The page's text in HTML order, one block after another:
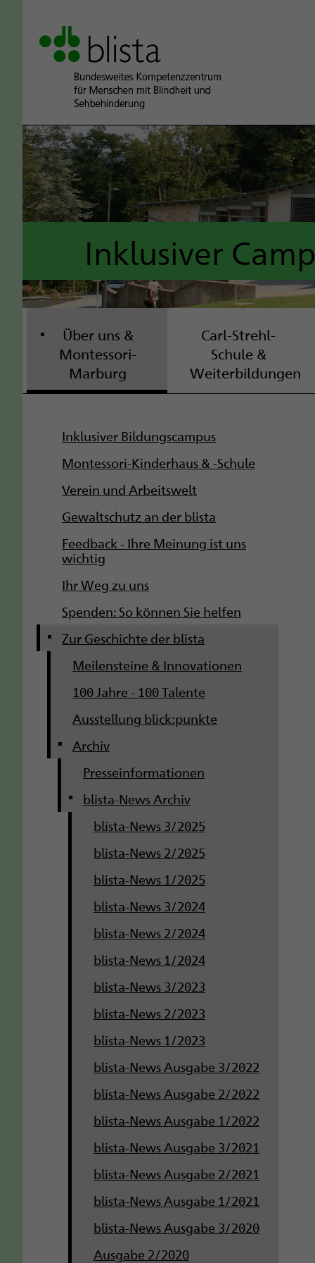
Inklusiver
Über uns &
Montessori-
Marburg
Carl-Strehl-
Schule &
Weiterbildungen
g
o
Inklusiver Bildungscampus
Montessori-Kinderhaus & -Schule
Verein und Arbeitswelt
Gewaltschutz an der blista
Feedback - Ihre Meinung ist uns
wichtig
Ihr Weg zu uns
Spenden: So können Sie helfen
Zur Geschichte der blista
Meilensteine & Innovationen
100 Jahre - 100 Talente
Ausstellung blick:punkte
Archiv
Presseinformationen
blista-News Archiv
blista-News 3/2025
blista-News 2/2025
blista-News 1/2025
blista-News 3/2024
blista-News 2/2024
blista-News 1/2024
blista-News 3/2023
blista-News 2/2023
blista-News 1/2023
blista-News Ausgabe 3/2022
blista-News Ausgabe 2/2022
blista-News Ausgabe 1/2022
blista-News Ausgabe 3/2021
blista-News Ausgabe 2/2021
blista-News Ausgabe 1/2021
blista-News Ausgabe 3/2020
Ausgabe 2/2020